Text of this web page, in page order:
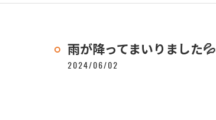
雨が降ってまいりました💦
2024/06/02